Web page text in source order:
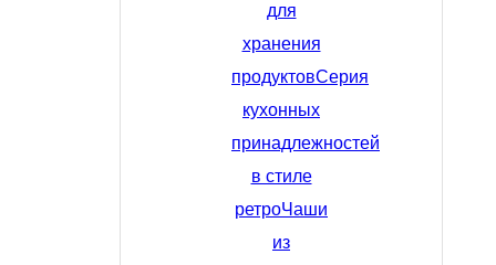
для
хранения
продуктовСерия
кухонных
принадлежностей
в стиле
ретроЧаши
из